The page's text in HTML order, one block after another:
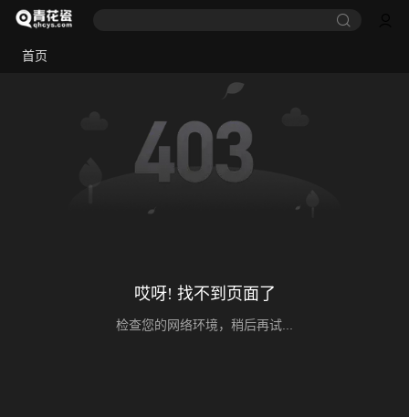
首页
哎呀! 找不到页面了
检查您的网络环境，稍后再试...